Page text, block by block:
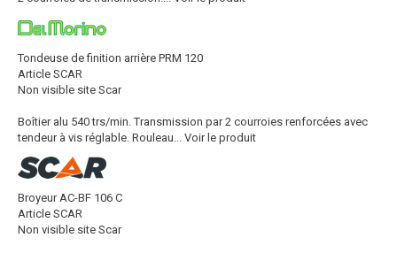
Tondeuse de finition arrière PRM 120
Article SCAR
Non visible site Scar
Boîtier alu 540 trs/min. Transmission par 2 courroies renforcées avec
tendeur à vis réglable. Rouleau...
Voir le produit
Broyeur AC-BF 106 C
Article SCAR
Non visible site Scar